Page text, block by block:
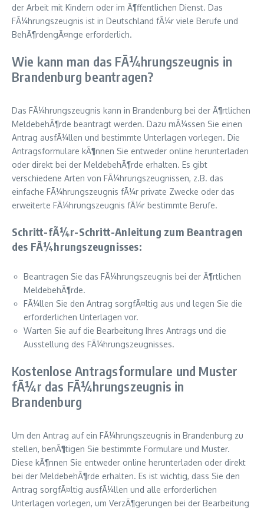
der Arbeit mit Kindern oder im Ã¶ffentlichen Dienst. Das
FÃ¼hrungszeugnis ist in Deutschland fÃ¼r viele Berufe und
BehÃ¶rdengÃ¤nge erforderlich.
Wie kann man das FÃ¼hrungszeugnis in
Brandenburg beantragen?
Das FÃ¼hrungszeugnis kann in Brandenburg bei der Ã¶rtlichen
MeldebehÃ¶rde beantragt werden. Dazu mÃ¼ssen Sie einen
Antrag ausfÃ¼llen und bestimmte Unterlagen vorlegen. Die
Antragsformulare kÃ¶nnen Sie entweder online herunterladen
oder direkt bei der MeldebehÃ¶rde erhalten. Es gibt
verschiedene Arten von FÃ¼hrungszeugnissen, z.B. das
einfache FÃ¼hrungszeugnis fÃ¼r private Zwecke oder das
erweiterte FÃ¼hrungszeugnis fÃ¼r bestimmte Berufe.
Schritt-fÃ¼r-Schritt-Anleitung zum Beantragen
des FÃ¼hrungszeugnisses:
Beantragen Sie das FÃ¼hrungszeugnis bei der Ã¶rtlichen
MeldebehÃ¶rde.
FÃ¼llen Sie den Antrag sorgfÃ¤ltig aus und legen Sie die
erforderlichen Unterlagen vor.
Warten Sie auf die Bearbeitung Ihres Antrags und die
Ausstellung des FÃ¼hrungszeugnisses.
Kostenlose Antragsformulare und Muster
fÃ¼r das FÃ¼hrungszeugnis in
Brandenburg
Um den Antrag auf ein FÃ¼hrungszeugnis in Brandenburg zu
stellen, benÃ¶tigen Sie bestimmte Formulare und Muster.
Diese kÃ¶nnen Sie entweder online herunterladen oder direkt
bei der MeldebehÃ¶rde erhalten. Es ist wichtig, dass Sie den
Antrag sorgfÃ¤ltig ausfÃ¼llen und alle erforderlichen
Unterlagen vorlegen, um VerzÃ¶gerungen bei der Bearbeitung